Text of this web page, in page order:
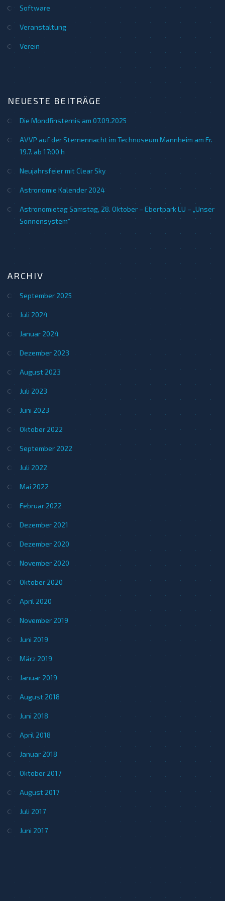
Software
Veranstaltung
Verein
NEUESTE BEITRÄGE
Die Mondfinsternis am 07.09.2025
AVVP auf der Sternennacht im Technoseum Mannheim am Fr.
19.7. ab 17:00 h
Neujahrsfeier mit Clear Sky
Astronomie Kalender 2024
Astronomietag Samstag, 28. Oktober – Ebertpark LU – „Unser
Sonnensystem“
ARCHIV
September 2025
Juli 2024
Januar 2024
Dezember 2023
August 2023
Juli 2023
Juni 2023
Oktober 2022
September 2022
Juli 2022
Mai 2022
Februar 2022
Dezember 2021
Dezember 2020
November 2020
Oktober 2020
April 2020
November 2019
Juni 2019
März 2019
Januar 2019
August 2018
Juni 2018
April 2018
Januar 2018
Oktober 2017
August 2017
Juli 2017
Juni 2017